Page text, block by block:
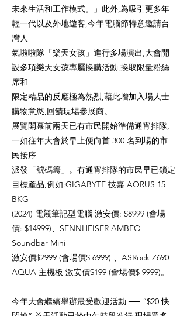
未來生活和工作模式。」此外,為吸引更多年
輕一代以及外地遊客,今年電腦節特意邀請台
灣人
氣啦啦隊「樂天女孩」進行多場演出,大會開
設多項樂天女孩專屬換購活動,換取限量粉絲
席和
限定精品的反應極為熱烈,藉此增加入場人士
購物意慾,回饋現場參展商。
展覽開幕前兩天已有市民開始準備通宵排隊,
一如往年大會於早上便向首 300 名到場的市
民按序
派發「號碼籌」。有通宵排隊的市民早已鎖定
目標產品,例如:GIGABYTE 技嘉 AORUS 15
BKG
(2024) 電競筆記型電腦 激安價: $8999 (會場
價: $14999)、SENNHEISER AMBEO
Soundbar Mini
激安價$2999 (會場價$ 6999) 、ASRock Z690
AQUA 主機板 激安價$199 (會場價$ 9999)。
今年大會繼續舉辦最受歡迎活動 ── “$20 快